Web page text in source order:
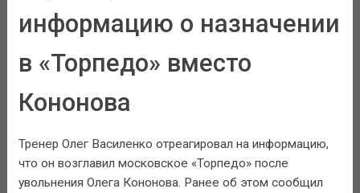
информацию о назначении
в «Торпедо» вместо
Кононова
Тренер Олег Василенко отреагировал на информацию,
что он возглавил московское «Торпедо» после
увольнения Олега Кононова. Ранее об этом сообщил